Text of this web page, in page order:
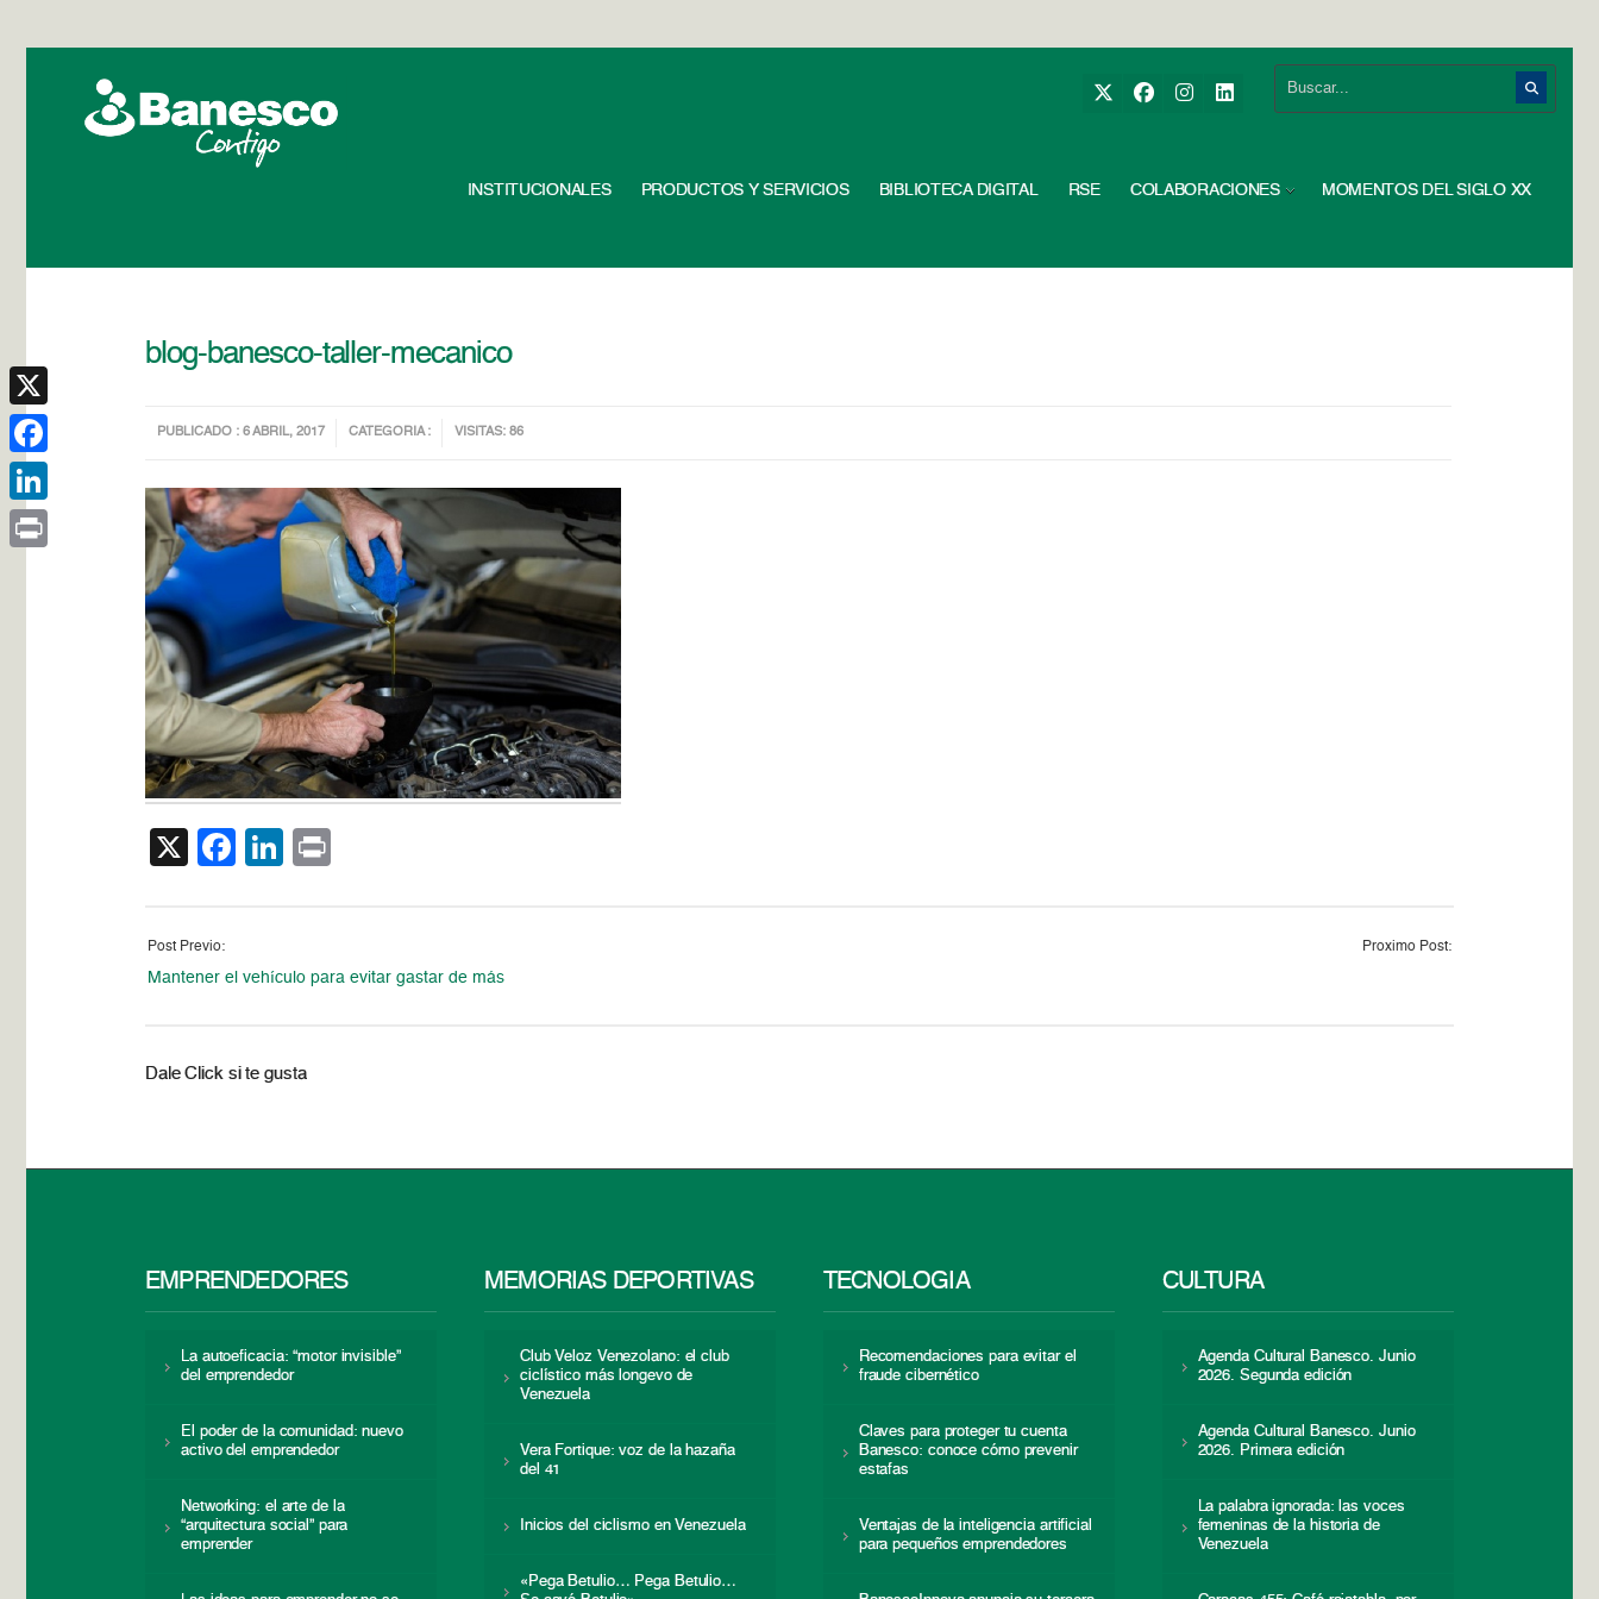
INSTITUCIONALES PRODUCTOS Y SERVICIOS BIBLIOTECA DIGITAL RSE COLABORACIONES MOMENTOS DEL SIGLO XX
blog-banesco-taller-mecanico
PUBLICADO : 6 ABRIL, 2017 CATEGORIA : VISITAS: 86
X Facebook
LinkedIn
Post Previo:
Mantener el vehículo para evitar gastar de más
Proximo Post:
Dale Click si te gusta
EMPRENDEDORES
La autoeficacia: “motor invisible”
del emprendedor
El poder de la comunidad: nuevo
activo del emprendedor
Networking: el arte de la
“arquitectura social” para
emprender
MEMORIAS DEPORTIVAS
Club Veloz Venezolano: el club
ciclístico más longevo de
Venezuela
Vera Fortique: voz de la hazaña
del 41
Inicios del ciclismo en Venezuela
«Pega Betulio… Pega Betulio…
TECNOLOGÍA
Recomendaciones para evitar el
fraude cibernético
Claves para proteger tu cuenta
Banesco: conoce cómo prevenir
estafas
Ventajas de la inteligencia artificial
para pequeños emprendedores
CULTURA
Agenda Cultural Banesco. Junio
2026. Segunda edición
Agenda Cultural Banesco. Junio
2026. Primera edición
La palabra ignorada: las voces
femeninas de la historia de
Venezuela
X
Facebook
LinkedIn